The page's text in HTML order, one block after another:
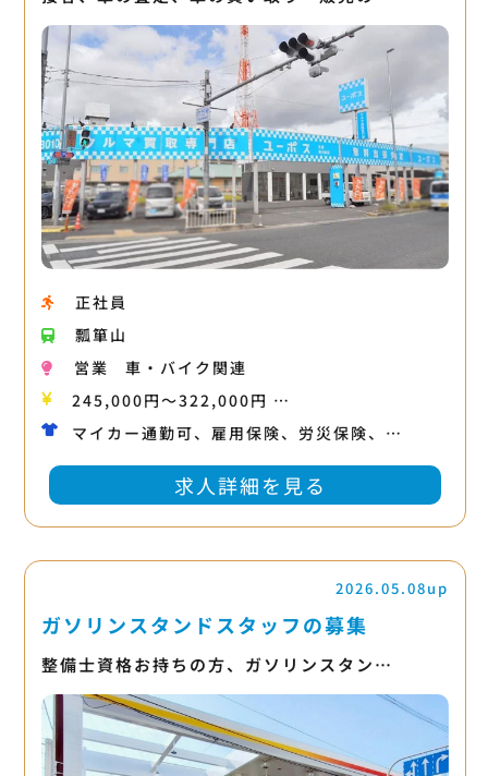
正社員
瓢箪山
営業
車・バイク関連
245,000円〜322,000円 …
マイカー通勤可、雇用保険、労災保険、…
求人詳細を見る
2026.05.08up
ガソリンスタンドスタッフの募集
整備士資格お持ちの方、ガソリンスタン…